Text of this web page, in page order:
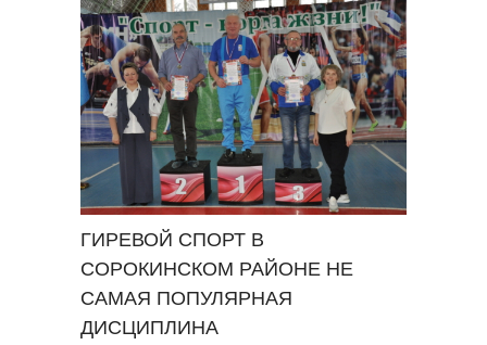
ГИРЕВОЙ СПОРТ В
СОРОКИНСКОМ РАЙОНЕ НЕ
САМАЯ ПОПУЛЯРНАЯ
ДИСЦИПЛИНА